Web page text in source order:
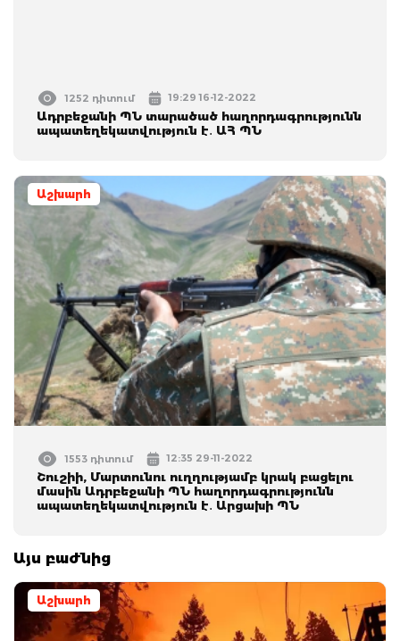
1252 դիտում 19:29 16-12-2022
Ադրբեջանի ՊՆ տարածած հաղորդագրությունն
ապատեղեկատվություն է․ ԱՀ ՊՆ
Աշխարհ
1553 դիտում 12:35 29-11-2022
Շուշիի, Մարտունու ուղղությամբ կրակ բացելու
մասին Ադրբեջանի ՊՆ հաղորդագրությունն
ապատեղեկատվություն է․ Արցախի ՊՆ
Այս բաժնից
Աշխարհ